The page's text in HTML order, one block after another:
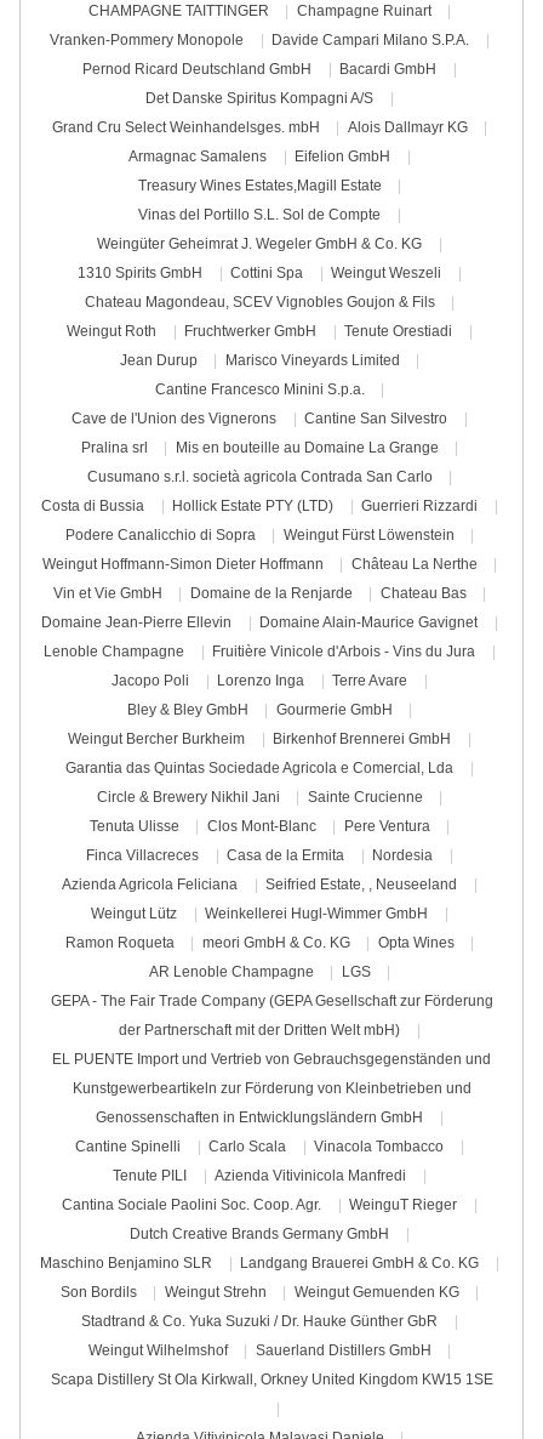
CHAMPAGNE TAITTINGER
Champagne Ruinart
Vranken-Pommery Monopole
Davide Campari Milano S.P.A.
Pernod Ricard Deutschland GmbH
Bacardi GmbH
Det Danske Spiritus Kompagni A/S
Grand Cru Select Weinhandelsges. mbH
Alois Dallmayr KG
Armagnac Samalens
Eifelion GmbH
Treasury Wines Estates,Magill Estate
Vinas del Portillo S.L. Sol de Compte
Weingüter Geheimrat J. Wegeler GmbH & Co. KG
1310 Spirits GmbH
Cottini Spa
Weingut Weszeli
Chateau Magondeau, SCEV Vignobles Goujon & Fils
Weingut Roth
Fruchtwerker GmbH
Tenute Orestiadi
Jean Durup
Marisco Vineyards Limited
Cantine Francesco Minini S.p.a.
Cave de l'Union des Vignerons
Cantine San Silvestro
Pralina srl
Mis en bouteille au Domaine La Grange
Cusumano s.r.l. società agricola Contrada San Carlo
Costa di Bussia
Hollick Estate PTY (LTD)
Guerrieri Rizzardi
Podere Canalicchio di Sopra
Weingut Fürst Löwenstein
Weingut Hoffmann-Simon Dieter Hoffmann
Château La Nerthe
Vin et Vie GmbH
Domaine de la Renjarde
Chateau Bas
Domaine Jean-Pierre Ellevin
Domaine Alain-Maurice Gavignet
Lenoble Champagne
Fruitière Vinicole d'Arbois - Vins du Jura
Jacopo Poli
Lorenzo Inga
Terre Avare
Bley & Bley GmbH
Gourmerie GmbH
Weingut Bercher Burkheim
Birkenhof Brennerei GmbH
Garantia das Quintas Sociedade Agricola e Comercial, Lda
Circle & Brewery Nikhil Jani
Sainte Crucienne
Tenuta Ulisse
Clos Mont-Blanc
Pere Ventura
Finca Villacreces
Casa de la Ermita
Nordesia
Azienda Agricola Feliciana
Seifried Estate, , Neuseeland
Weingut Lütz
Weinkellerei Hugl-Wimmer GmbH
Ramon Roqueta
meori GmbH & Co. KG
Opta Wines
AR Lenoble Champagne
LGS
GEPA - The Fair Trade Company (GEPA Gesellschaft zur Förderung
der Partnerschaft mit der Dritten Welt mbH)
EL PUENTE Import und Vertrieb von Gebrauchsgegenständen und
Kunstgewerbeartikeln zur Förderung von Kleinbetrieben und
Genossenschaften in Entwicklungsländern GmbH
Cantine Spinelli
Carlo Scala
Vinacola Tombacco
Tenute PILI
Azienda Vitivinicola Manfredi
Cantina Sociale Paolini Soc. Coop. Agr.
WeinguT Rieger
Dutch Creative Brands Germany GmbH
Maschino Benjamino SLR
Landgang Brauerei GmbH & Co. KG
Son Bordils
Weingut Strehn
Weingut Gemuenden KG
Stadtrand & Co. Yuka Suzuki / Dr. Hauke Günther GbR
Weingut Wilhelmshof
Sauerland Distillers GmbH
Scapa Distillery St Ola Kirkwall, Orkney United Kingdom KW15 1SE